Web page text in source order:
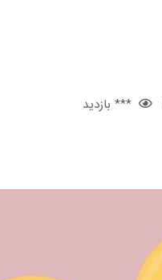
*** بازدید